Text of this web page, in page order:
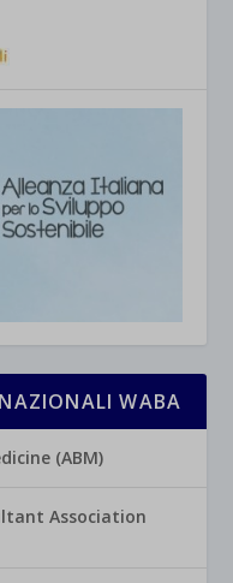
WABA
(ABM)
Association